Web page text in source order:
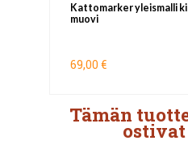
Kattomarker yleismalli
muovi
69,00 €
Tämän